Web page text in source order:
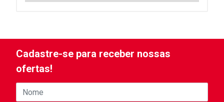
Cadastre-se para receber nossas
ofertas!